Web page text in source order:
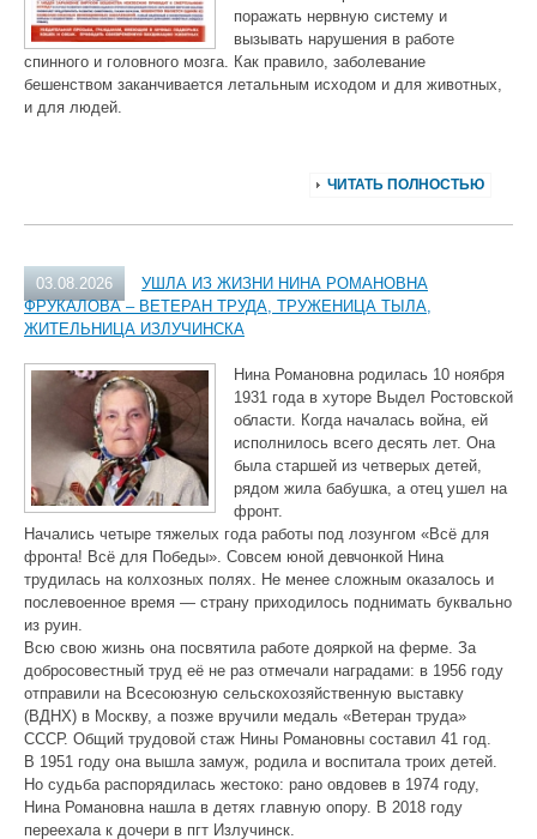
поражать нервную систему и
вызывать нарушения в работе
спинного и головного мозга. Как правило, заболевание
бешенством заканчивается летальным исходом и для животных,
и для людей.
ЧИТАТЬ ПОЛНОСТЬЮ
03.08.2026
УШЛА ИЗ ЖИЗНИ НИНА РОМАНОВНА
ФРУКАЛОВА – ВЕТЕРАН ТРУДА, ТРУЖЕНИЦА ТЫЛА,
ЖИТЕЛЬНИЦА ИЗЛУЧИНСКА
Нина Романовна родилась 10 ноября
1931 года в хуторе Выдел Ростовской
области. Когда началась война, ей
исполнилось всего десять лет. Она
была старшей из четверых детей,
рядом жила бабушка, а отец ушел на
фронт.
Начались четыре тяжелых года работы под лозунгом «Всё для
фронта! Всё для Победы». Совсем юной девчонкой Нина
трудилась на колхозных полях. Не менее сложным оказалось и
послевоенное время — страну приходилось поднимать буквально
из руин.
Всю свою жизнь она посвятила работе дояркой на ферме. За
добросовестный труд её не раз отмечали наградами: в 1956 году
отправили на Всесоюзную сельскохозяйственную выставку
(ВДНХ) в Москву, а позже вручили медаль «Ветеран труда»
СССР. Общий трудовой стаж Нины Романовны составил 41 год.
В 1951 году она вышла замуж, родила и воспитала троих детей.
Но судьба распорядилась жестоко: рано овдовев в 1974 году,
Нина Романовна нашла в детях главную опору. В 2018 году
переехала к дочери в пгт Излучинск.